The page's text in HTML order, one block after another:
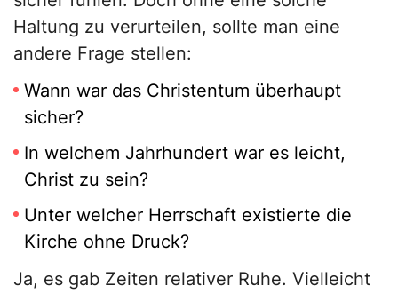
Haltung zu verurteilen, sollte man eine
andere Frage stellen:
Wann war das Christentum überhaupt
sicher?
In welchem Jahrhundert war es leicht,
Christ zu sein?
Unter welcher Herrschaft existierte die
Kirche ohne Druck?
Ja, es gab Zeiten relativer Ruhe. Vielleicht